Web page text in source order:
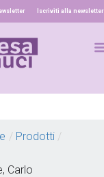
Iscriviti alla newsletter
/ Prodotti /
Carlo